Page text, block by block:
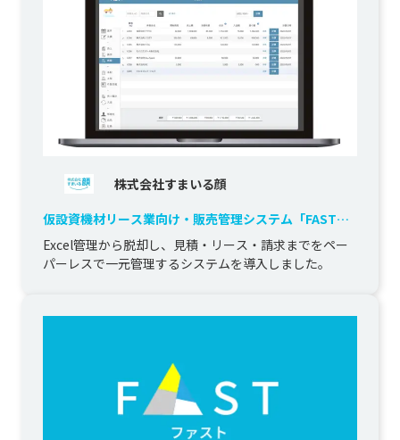
株式会社すまいる顔
仮設資機材リース業向け・販売管理システム「FAST」
導入による業務一元管理
Excel管理から脱却し、見積・リース・請求までをペー
パーレスで一元管理するシステムを導入しました。